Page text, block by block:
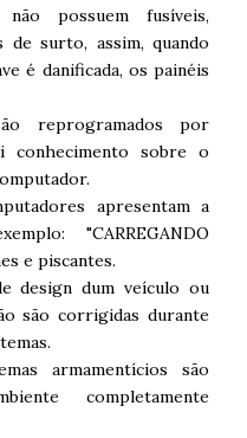
possuem fusíveis,
de surto, assim, quando
é danificada, os painéis
reprogramados por
conhecimento sobre o
apresentam a
"CARREGANDO
e piscantes.
design dum veículo ou
são corrigidas durante
armamentícios são
completamente